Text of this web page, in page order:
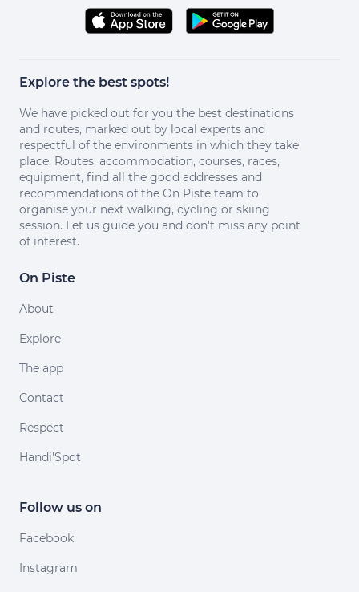
Explore the best spots!
We have picked out for you the best destinations
and routes, marked out by local experts and
respectful of the environments in which they take
place. Routes, accommodation, courses, races,
equipment, find all the good addresses and
recommendations of the On Piste team to
organise your next walking, cycling or skiing
session. Let us guide you and don't miss any point
of interest.
On Piste
About
Explore
The app
Contact
Respect
Handi'Spot
Follow us on
Facebook
Instagram